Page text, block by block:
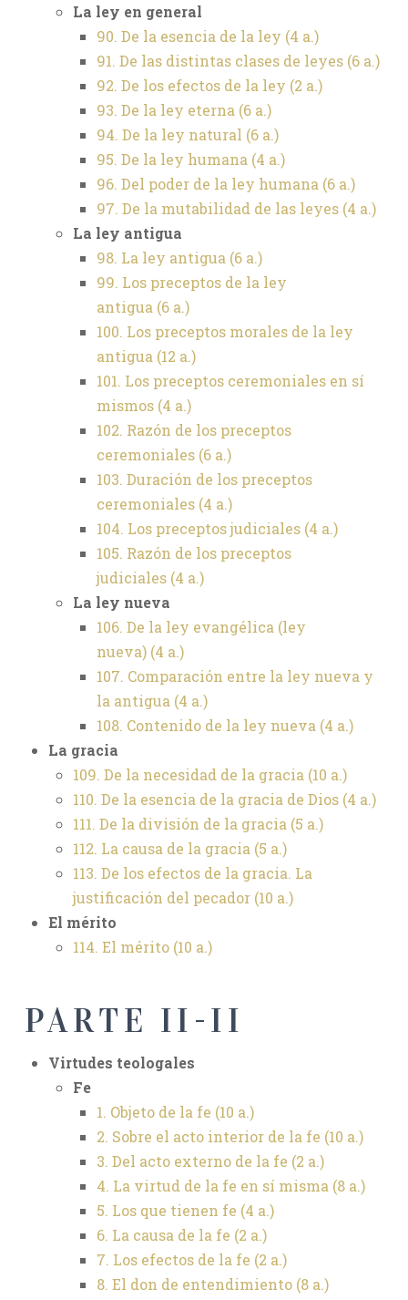
La ley en general
90. De la esencia de la ley (4 a.)
91. De las distintas clases de leyes (6 a.)
92. De los efectos de la ley (2 a.)
93. De la ley eterna (6 a.)
94. De la ley natural (6 a.)
95. De la ley humana (4 a.)
96. Del poder de la ley humana (6 a.)
97. De la mutabilidad de las leyes (4 a.)
La ley antigua
98. La ley antigua (6 a.)
99. Los preceptos de la ley
antigua (6 a.)
100. Los preceptos morales de la ley
antigua (12 a.)
101. Los preceptos ceremoniales en sí
mismos (4 a.)
102. Razón de los preceptos
ceremoniales (6 a.)
103. Duración de los preceptos
ceremoniales (4 a.)
104. Los preceptos judiciales (4 a.)
105. Razón de los preceptos
judiciales (4 a.)
La ley nueva
106. De la ley evangélica (ley
nueva) (4 a.)
107. Comparación entre la ley nueva y
la antigua (4 a.)
108. Contenido de la ley nueva (4 a.)
La gracia
109. De la necesidad de la gracia (10 a.)
110. De la esencia de la gracia de Dios (4 a.)
111. De la división de la gracia (5 a.)
112. La causa de la gracia (5 a.)
113. De los efectos de la gracia. La
justificación del pecador (10 a.)
El mérito
114. El mérito (10 a.)
PARTE II-II
Virtudes teologales
Fe
1. Objeto de la fe (10 a.)
2. Sobre el acto interior de la fe (10 a.)
3. Del acto externo de la fe (2 a.)
4. La virtud de la fe en sí misma (8 a.)
5. Los que tienen fe (4 a.)
6. La causa de la fe (2 a.)
7. Los efectos de la fe (2 a.)
8. El don de entendimiento (8 a.)